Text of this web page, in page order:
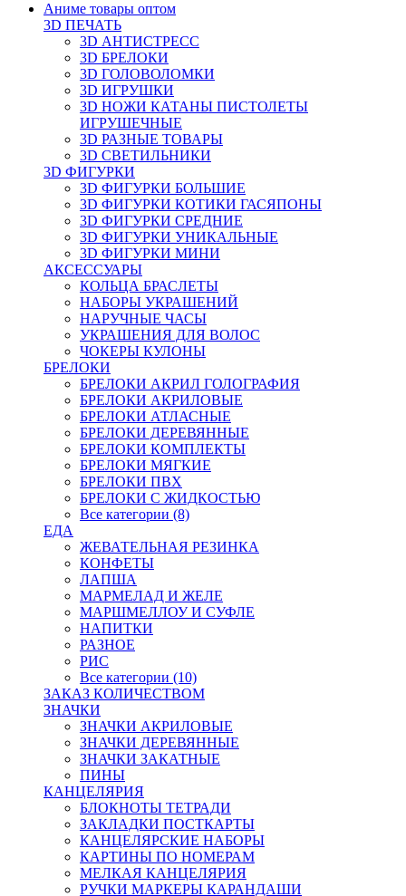
Аниме товары оптом
3D ПЕЧАТЬ
3D АНТИСТРЕСС
3D БРЕЛОКИ
3D ГОЛОВОЛОМКИ
3D ИГРУШКИ
3D НОЖИ КАТАНЫ ПИСТОЛЕТЫ
ИГРУШЕЧНЫЕ
3D РАЗНЫЕ ТОВАРЫ
3D СВЕТИЛЬНИКИ
3D ФИГУРКИ
3D ФИГУРКИ БОЛЬШИЕ
3D ФИГУРКИ КОТИКИ ГАСЯПОНЫ
3D ФИГУРКИ СРЕДНИЕ
3D ФИГУРКИ УНИКАЛЬНЫЕ
3D ФИГУРКИ МИНИ
АКСЕССУАРЫ
КОЛЬЦА БРАСЛЕТЫ
НАБОРЫ УКРАШЕНИЙ
НАРУЧНЫЕ ЧАСЫ
УКРАШЕНИЯ ДЛЯ ВОЛОС
ЧОКЕРЫ КУЛОНЫ
БРЕЛОКИ
БРЕЛОКИ АКРИЛ ГОЛОГРАФИЯ
БРЕЛОКИ АКРИЛОВЫЕ
БРЕЛОКИ АТЛАСНЫЕ
БРЕЛОКИ ДЕРЕВЯННЫЕ
БРЕЛОКИ КОМПЛЕКТЫ
БРЕЛОКИ МЯГКИЕ
БРЕЛОКИ ПВХ
БРЕЛОКИ С ЖИДКОСТЬЮ
Все категории (8)
ЕДА
ЖЕВАТЕЛЬНАЯ РЕЗИНКА
КОНФЕТЫ
ЛАПША
МАРМЕЛАД И ЖЕЛЕ
МАРШМЕЛЛОУ И СУФЛЕ
НАПИТКИ
РАЗНОЕ
РИС
Все категории (10)
ЗАКАЗ КОЛИЧЕСТВОМ
ЗНАЧКИ
ЗНАЧКИ АКРИЛОВЫЕ
ЗНАЧКИ ДЕРЕВЯННЫЕ
ЗНАЧКИ ЗАКАТНЫЕ
ПИНЫ
КАНЦЕЛЯРИЯ
БЛОКНОТЫ ТЕТРАДИ
ЗАКЛАДКИ ПОСТКАРТЫ
КАНЦЕЛЯРСКИЕ НАБОРЫ
КАРТИНЫ ПО НОМЕРАМ
МЕЛКАЯ КАНЦЕЛЯРИЯ
РУЧКИ МАРКЕРЫ КАРАНДАШИ